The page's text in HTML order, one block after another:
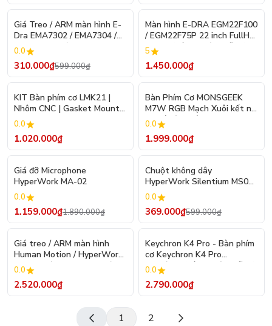
- 48%
Giá Treo / ARM màn hình E-
Dra EMA7302 / EMA7304 /
EMA7305PD / EMA7306PD
0.0
310.000₫599.000₫
Màn hình E-DRA EGM22F100
/ EGM22F75P 22 inch FullHD
100Hz (Hàng Chính Hãng)
5
1.450.000₫
KIT Bàn phím cơ LMK21 |
Nhôm CNC | Gasket Mount |
3 Modes | Hotswap | VIA
0.0
1.020.000₫
Bàn Phím Cơ MONSGEEK
M7W RGB Mạch Xuôi kết nối
3 chế độ (Nhôm CNC,
Gasket Mount)
0.0
1.999.000₫
Giá đỡ Microphone
HyperWork MA-02
0.0
1.159.000₫1.890.000₫
Chuột không dây
HyperWork Silentium MS01 /
Silentium Mini MS01M
(Switch silent yên tĩnh, kết
nối 3 Mode)
0.0
369.000₫599.000₫
Giá treo / ARM màn hình
Human Motion / HyperWork
T9 Pro II / T9 Pro II RGB / T9
Pro II Dual
0.0
2.520.000₫
Keychron K4 Pro - Bàn phím
cơ Keychron K4 Pro
QMK/VIA (Hàng chính hãng)
0.0
2.790.000₫
1 2